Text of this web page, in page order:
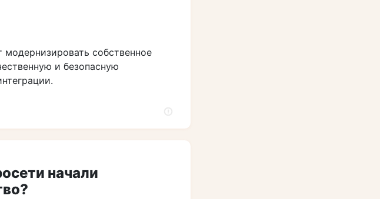
собственное
и безопасную
начали